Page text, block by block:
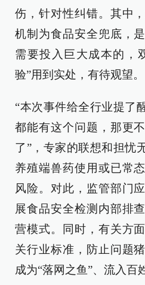
伤，针对性纠错。其中
机制为食品安全兜底，
需要投入巨大成本的，
验”用到实处，有待观望。
“本次事件给全行业提了
都能有这个问题，那更
了”，专家的联想和担忧
养殖端兽药使用或已常
风险。对此，监管部门
展食品安全检测内部排
营模式。同时，有关方
关行业标准，防止问题
成为“落网之鱼”、流入百